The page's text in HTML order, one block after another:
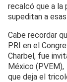
recalcó que a la
supeditan a
Cabe recordar
PRI en el
Charbel, fue
México (PVEM),
que deja el